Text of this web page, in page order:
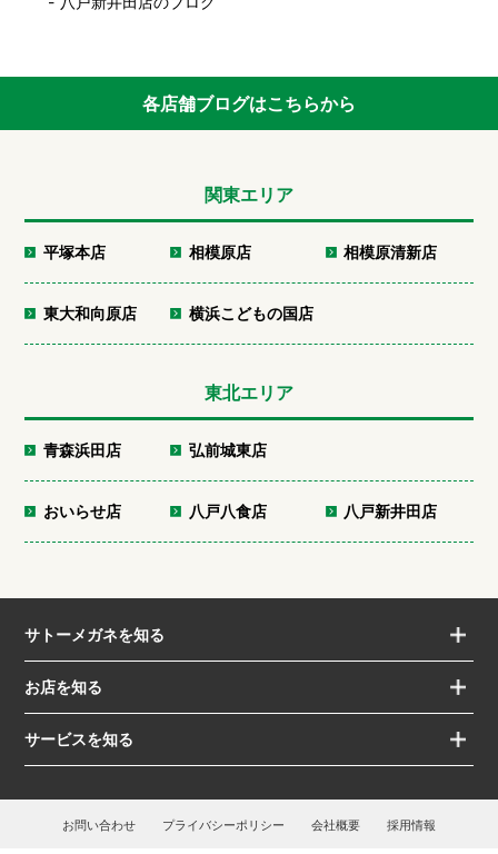
各店舗ブログはこちらから
関東エリア
平塚本店 相模原店 相模原清新店
東大和向原店 横浜こどもの国店
東北エリア
青森浜田店 弘前城東店
おいらせ店 八戸八食店 八戸新井田店
サトーメガネを知る
お店を知る
サービスを知る
お問い合わせ プライバシーポリシー 会社概要 採用情報